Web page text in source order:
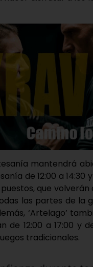
mantendrá
de 12:00 a 14:30
que
las partes de la
‘Artelago’
de 12:00 a 17:00 y
tradicionales.